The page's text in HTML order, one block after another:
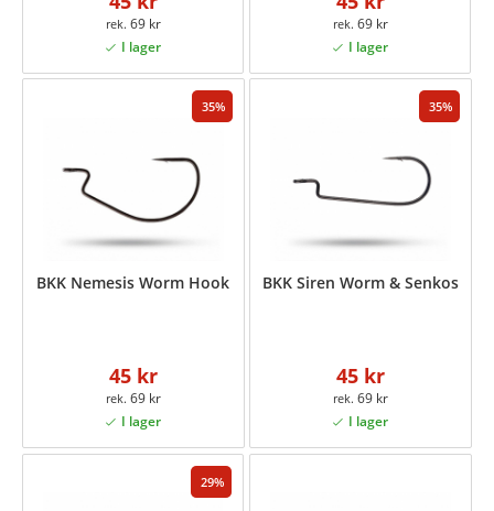
69 kr 69 kr
35
BKK Nemesis Worm Hook
45 kr
69 kr
35
BKK Siren Worm & Senkos
45 kr
69 kr
29